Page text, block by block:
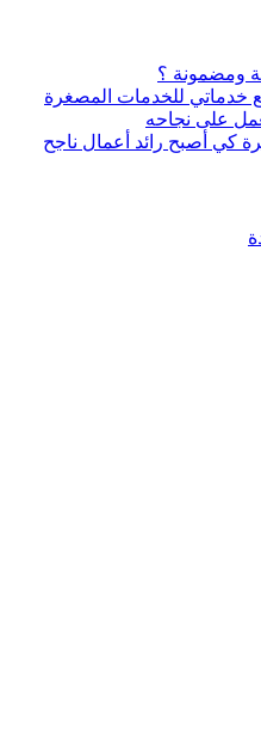
ومضمونة ؟
خدماتي للخدمات المصغرة
على نجاحه
كي أصبح رائد أعمال ناجح